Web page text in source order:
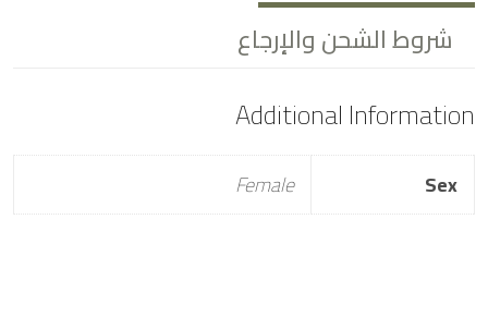
شروط الشحن والإرجاع
Additional Information
Sex
Female